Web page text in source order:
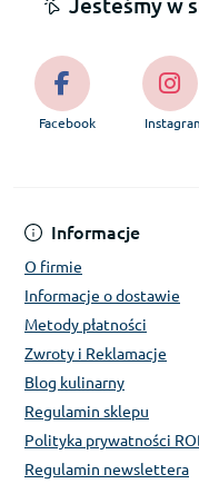
Informacje
O firmie
Informacje o dostawie
Metody płatności
Zwroty i Reklamacje
Blog kulinarny
Regulamin sklepu
Polityka prywatności
Regulamin newslettera
Jesteśmy w
Facebook